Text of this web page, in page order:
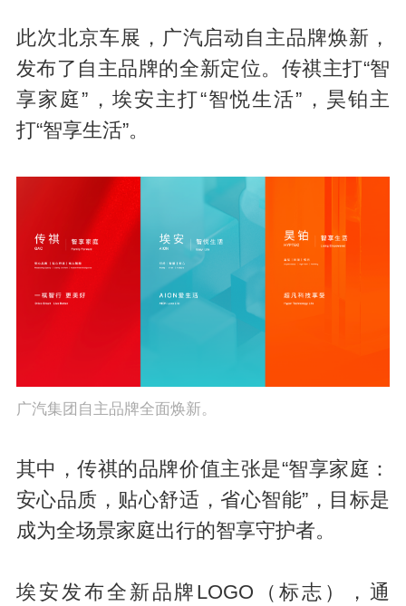
此次北京车展，广汽启动自主品牌焕新，
发布了自主品牌的全新定位。传祺主打“智
享家庭”，埃安主打“智悦生活”，昊铂主
打“智享生活”。
广汽集团自主品牌全面焕新。
其中，传祺的品牌价值主张是“智享家庭：
安心品质，贴心舒适，省心智能”，目标是
成为全场景家庭出行的智享守护者。
埃安发布全新品牌LOGO（标志），通